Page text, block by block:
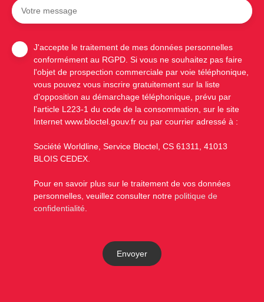
Votre message
J'accepte le traitement de mes données personnelles
conformément au RGPD. Si vous ne souhaitez pas faire
l'objet de prospection commerciale par voie téléphonique,
vous pouvez vous inscrire gratuitement sur la liste
d'opposition au démarchage téléphonique, prévu par
l'article L223-1 du code de la consommation, sur le site
Internet www.bloctel.gouv.fr ou par courrier adressé à :
Société Worldline, Service Bloctel, CS 61311, 41013
BLOIS CEDEX.
Pour en savoir plus sur le traitement de vos données
personnelles, veuillez consulter notre politique de
confidentialité.
Envoyer